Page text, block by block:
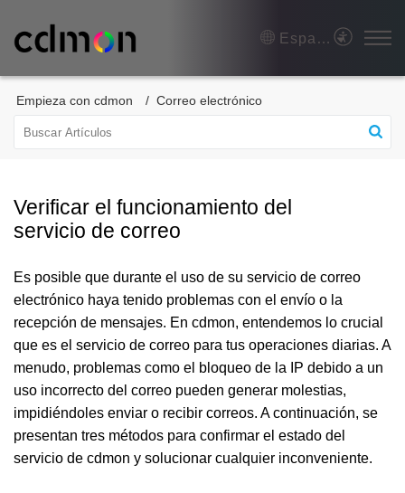
Español (España)
Empieza con cdmon Correo electrónico
Verificar el funcionamiento del
servicio de correo
Es posible que durante el uso de su servicio de correo
electrónico haya tenido problemas con el envío o la
recepción de mensajes. En cdmon, entendemos lo crucial
que es el servicio de correo para tus operaciones diarias. A
menudo, problemas como el bloqueo de la IP debido a un
uso incorrecto del correo pueden generar molestias,
impidiéndoles enviar o recibir correos. A continuación, se
presentan tres métodos para confirmar el estado del
servicio de cdmon y solucionar cualquier inconveniente.